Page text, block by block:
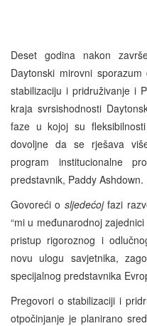
Deset godina nakon
Daytonski mirovni
stabilizaciju i pridruživanje i
kraja svrsishodnosti
faze u kojoj su
dovoljne da se rješava
program institucionalne
predstavnik, Paddy Ashdown.
Govoreći o sljedećojfazi
“mi u međunarodnoj
pristup rigoroznog i
novu ulogu savjetnika,
specijalnog predstavnika
Pregovori o stabilizaciji i
otpočinjanje je planirano